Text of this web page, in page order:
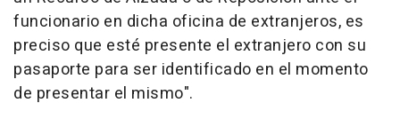
funcionario en dicha oficina de extranjeros, es
preciso que esté presente el extranjero con su
pasaporte para ser identificado en el momento
de presentar el mismo".